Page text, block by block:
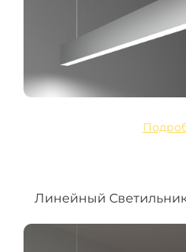
Линейный